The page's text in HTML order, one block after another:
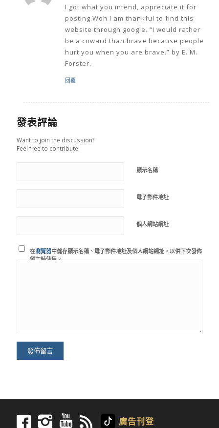
I got what you intend, appreciate it for
posting.Woh I am thankful to find this
website through google. “I would rather
be a coward than brave because people
hurt you when you are brave.” by E. M.
Forster.
回覆
發表評論
Want to join the discussion?
Feel free to contribute!
顯示名稱
電子郵件地址
個人網站網址
在瀏覽器中儲存顯示名稱、電子郵件地址及個人網站網址，以供下次發佈
留言時使用。
廣告刊登